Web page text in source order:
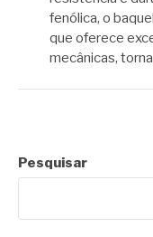
fenólica, o
que oferece
mecânicas,
Pesquisar